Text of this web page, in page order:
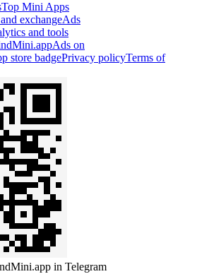
Top Mini Apps
exchangeAds
and tools
Ads on
store badgePrivacy policyTerms of
in Telegram